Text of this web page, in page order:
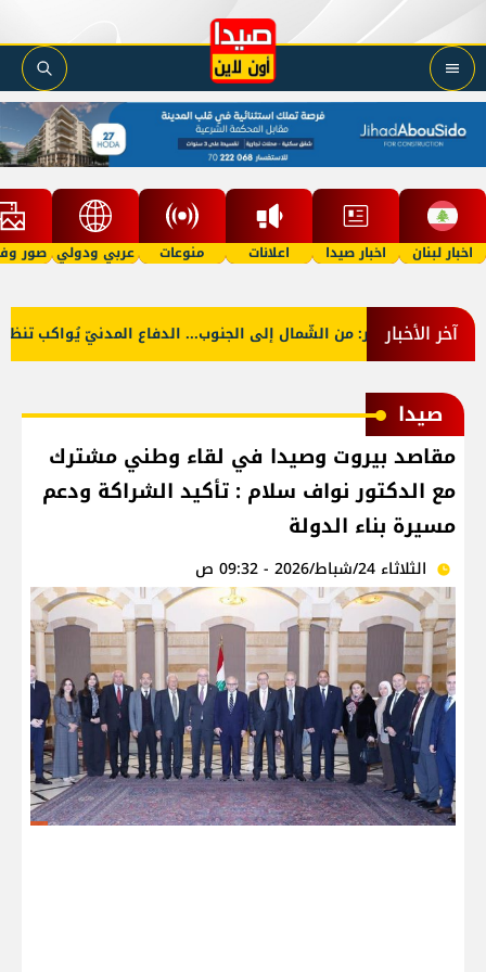
اخبار لبنان اخبار صيدا اعلانات منوعات عربي ودولي صور
آخر الأخبار
بالصّور: من الشّمال إلى الجنوب... الدفاع المدنيّ يُواكب
صيدا
مقاصد بيروت وصيدا في لقاء وطني مشترك
مع الدكتور نواف سلام : تأكيد الشراكة ودعم
مسيرة بناء الدولة
الثلاثاء 24/شباط/2026 - 09:32 ص